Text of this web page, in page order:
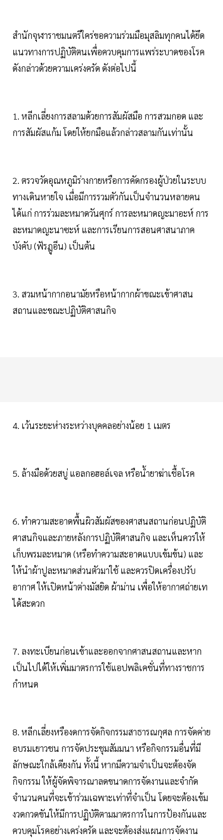
สำนักจุฬาราชมนตรีใคร่ขอความร่วมมือมุสลิมทุกคนได้ยึด
แนวทางการปฏิบัติตนเพื่อควบคุมการแพร่ระบาดของโรค
ดังกล่าวด้วยความเคร่งครัด ดังต่อไปนี้
1. หลีกเลี่ยงการสลามด้วยการสัมผัสมือ การสวมกอด และ
การสัมผัสแก้ม โดยให้ยกมือแล้วกล่าวสลามกันเท่านั้น
2. ตรวจวัดอุณหภูมิร่างกายหรือการคัดกรองผู้ป่วยในระบบ
ทางเดินหายใจ เมื่อมีการรวมตัวกันเป็นจำนวนหลายคน
ได้แก่ การร่วมละหมาดวันศุกร์ การละหมาดญะมาอะห์ การ
ละหมาดญะนาซะห์ และการเรียนการสอนศาสนาภาค
บังคับ (ฟัรฎูอีน) เป็นต้น
3. สวมหน้ากากอนามัยหรือหน้ากากผ้าขณะเข้าศาสน
สถานและขณะปฏิบัติศาสนกิจ
4. เว้นระยะห่างระหว่างบุคคลอย่างน้อย 1 เมตร
5. ล้างมือด้วยสบู่ แอลกอฮอล์เจล หรือน้ำยาฆ่าเชื้อโรค
6. ทำความสะอาดพื้นผิวสัมผัสของศาสนสถานก่อนปฏิบัติ
ศาสนกิจและภายหลังการปฏิบัติศาสนกิจ และเห็นควรให้
เก็บพรมละหมาด (หรือทำความสะอาดแบบเข้มข้น) และ
ให้นำผ้าปูละหมาดส่วนตัวมาใช้ และควรปิดเครื่องปรับ
อากาศ ให้เปิดหน้าต่างมัสยิด ผ้าม่าน เพื่อให้อากาศถ่ายเท
ได้สะดวก
7. ลงทะเบียนก่อนเข้าและออกจากศาสนสถานและหาก
เป็นไปได้ให้เพิ่มมาตรการใช้แอปพลิเคชั่นที่ทางราชการ
กำหนด
8. หลีกเลี่ยงหรืองดการจัดกิจกรรมสาธารณกุศล การจัดค่าย
อบรมเยาวชน การจัดประชุมสัมมนา หรือกิจกรรมอื่นที่มี
ลักษณะใกล้เคียงกัน ทั้งนี้ หากมีความจำเป็นจะต้องจัด
กิจกรรม ให้ผู้จัดพิจารณาลดขนาดการจัดงานและจำกัด
จำนวนคนที่จะเข้าร่วมเฉพาะเท่าที่จำเป็น โดยจะต้องเข้ม
งวดกวดขันให้มีการปฏิบัติตามมาตรการในการป้องกันและ
ควบคุมโรคอย่างเคร่งครัด และจะต้องส่งแผนการจัดงาน